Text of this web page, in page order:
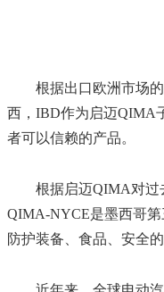
根据出口欧洲市场的
西，IBD作为启迈QIMA
者可以信赖的产品。
根据启迈QIMA对过去
QIMA-NYCE是墨西哥
防护装备、食品、安全